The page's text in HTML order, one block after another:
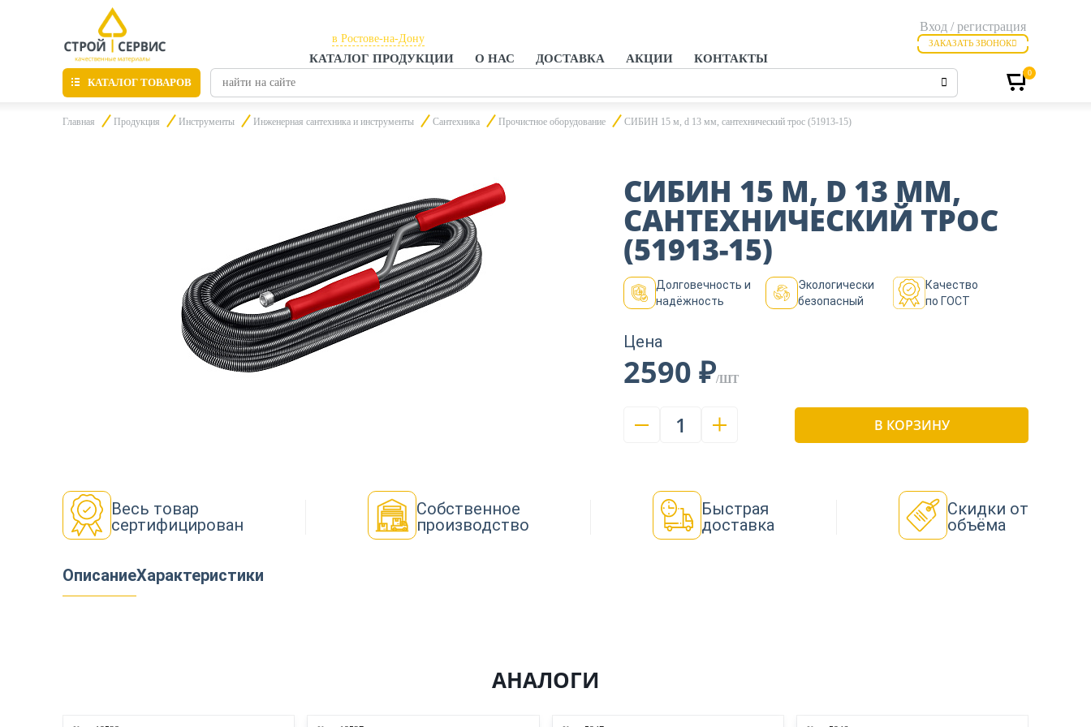
КАТАЛОГ ПРОДУКЦИИ О НАС ДОСТАВКА АКЦИИ КОНТАКТЫ
в Ростове-на-Дону
в Ростове-на-Дону
Вход / регистрация
ЗАКАЗАТЬ ЗВОНОК
КАТАЛОГ ТОВАРОВ
Материалы для отделки
Пиломатериалы
0
Главная Продукция Инструменты Инженерная сантехника и инструменты Сантехника Прочистное оборудование СИБИН 15 м, d 13 мм, сантехнический трос (51913-15)
СИБИН 15 М, D 13 ММ,
САНТЕХНИЧЕСКИЙ ТРОС
(51913-15)
Долговечность и
надёжность
Экологически
безопасный
Качество
по ГОСТ
Цена
2590 ₽/ШТ
1 В КОРЗИНУ
Весь товар
сертифицирован
Собственное
производство
Быстрая
доставка
Скидки от
объёма
ОписаниеХарактеристики
АНАЛОГИ